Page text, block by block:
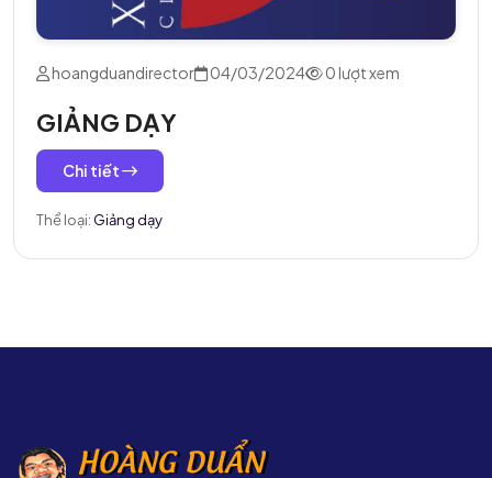
hoangduandirector 04/03/2024 0 lượt xem
GIẢNG DẠY
Chi tiết
Thể loại: Giảng dạy